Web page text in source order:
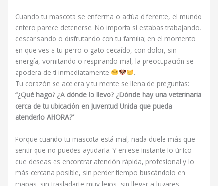
Cuando tu mascota se enferma o actúa diferente, el mundo
entero parece detenerse. No importa si estabas trabajando,
descansando o disfrutando con tu familia; en el momento
en que ves a tu perro o gato decaído, con dolor, sin
energía, vomitando o respirando mal, la preocupación se
apodera de ti inmediatamente
.
Tu corazón se acelera y tu mente se llena de preguntas:
“¿Qué hago? ¿A dónde lo llevo? ¿Dónde hay una veterinaria
cerca de tu ubicación en Juventud Unida que pueda
atenderlo AHORA?”
Porque cuando tu mascota está mal, nada duele más que
sentir que no puedes ayudarla. Y en ese instante lo único
que deseas es encontrar atención rápida, profesional y lo
más cercana posible, sin perder tiempo buscándolo en
mapas, sin trasladarte muy lejos, sin llegar a lugares